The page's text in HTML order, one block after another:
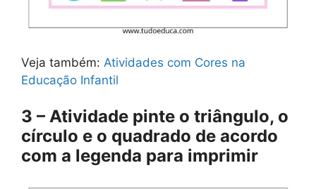
Veja também: Atividades com Cores na
Educação Infantil
3 – Atividade pinte o triângulo, o
círculo e o quadrado de acordo
com a legenda para imprimir